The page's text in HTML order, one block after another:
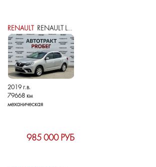
RENAULT RENAULT LOGAN II РЕСТАЙЛИНГ
2019 г.в.
79668 км
механическая
985 000 РУБ